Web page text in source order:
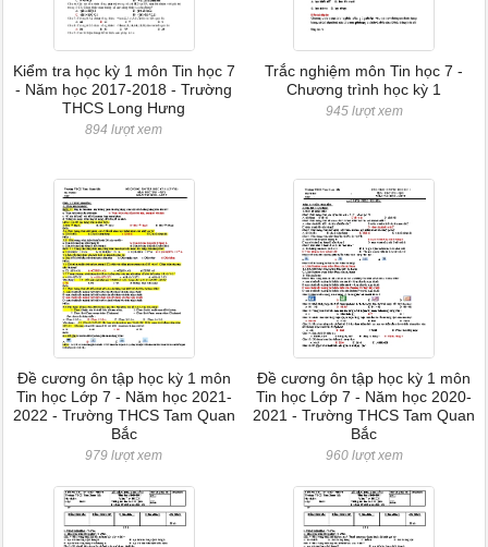
Kiểm tra học kỳ 1 môn Tin học 7
- Năm học 2017-2018 - Trường
THCS Long Hưng
894 lượt xem
Trắc nghiệm môn Tin học 7 -
Chương trình học kỳ 1
945 lượt xem
Đề cương ôn tập học kỳ 1 môn
Tin học Lớp 7 - Năm học 2021-
2022 - Trường THCS Tam Quan
Bắc
979 lượt xem
Đề cương ôn tập học kỳ 1 môn
Tin học Lớp 7 - Năm học 2020-
2021 - Trường THCS Tam Quan
Bắc
960 lượt xem